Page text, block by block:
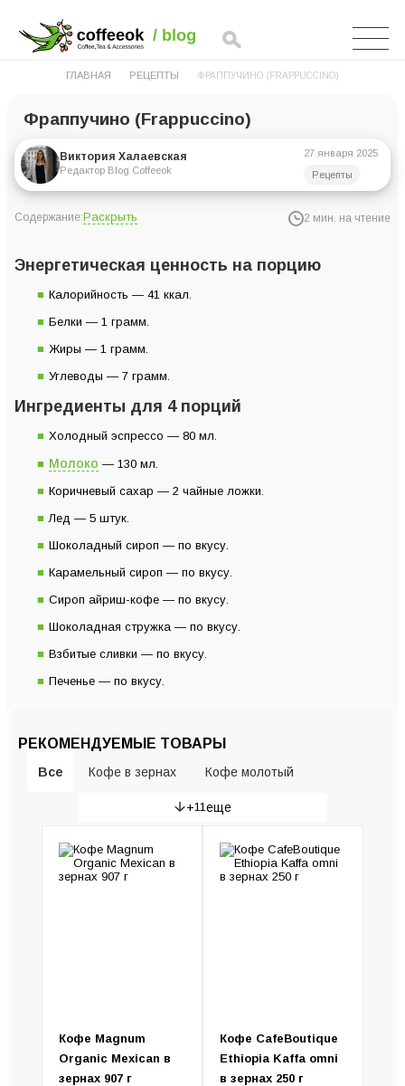
ГЛАВНАЯ РЕЦЕПТЫ ФРАППУЧИНО (FRAPPUCCINO)
Фраппучино (Frappuccino)
Виктория Халаевская
Редактор Blog Coffeeok
27 января 2025
Рецепты
Содержание:Раскрыть 2 мин. на чтение
Инструкция по приготовлению
Энергетическая ценность на порцию
Калорийность — 41 ккал.
Белки — 1 грамм.
Жиры — 1 грамм.
Углеводы — 7 грамм.
Ингредиенты для 4 порций
Холодный эспрессо — 80 мл.
Молоко — 130 мл.
Коричневый сахар — 2 чайные ложки.
Лед — 5 штук.
Шоколадный сироп — по вкусу.
Карамельный сироп — по вкусу.
Сироп айриш-кофе — по вкусу.
Шоколадная стружка — по вкусу.
Взбитые сливки — по вкусу.
Печенье — по вкусу.
РЕКОМЕНДУЕМЫЕ ТОВАРЫ
Все Кофе в зернах Кофе молотый
Рожковые кофеварки
Кофемашины Кофемолки
+11 еще
Кофе Magnum
Organic Mexican в
зернах 907 г
Кофе CafeBoutique
Ethiopia Kaffa omni
в зернах 250 г